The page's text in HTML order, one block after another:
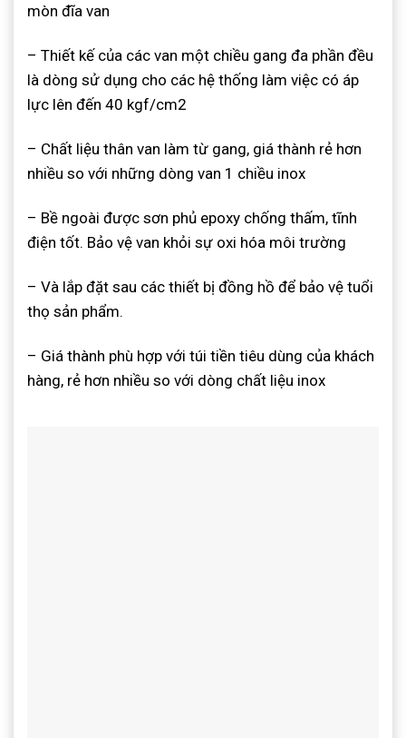
mòn đĩa van
– Thiết kế của các van một chiều gang đa phần đều
là dòng sử dụng cho các hệ thống làm việc có áp
lực lên đến 40 kgf/cm2
– Chất liệu thân van làm từ gang, giá thành rẻ hơn
nhiều so với những dòng van 1 chiều inox
– Bề ngoài được sơn phủ epoxy chống thấm, tĩnh
điện tốt. Bảo vệ van khỏi sự oxi hóa môi trường
– Và lắp đặt sau các thiết bị đồng hồ để bảo vệ tuổi
thọ sản phẩm.
– Giá thành phù hợp với túi tiền tiêu dùng của khách
hàng, rẻ hơn nhiều so với dòng chất liệu inox